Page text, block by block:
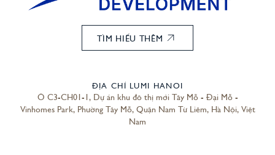
TÌM HIỂU THÊM
ĐỊA CHỈ LUMI HANOI
Ô C3-CH01-1, Dự án khu đô thị mới Tây Mỗ - Đại Mỗ -
Vinhomes Park, Phường Tây Mỗ, Quận Nam Từ Liêm, Hà Nội, Việt
Nam